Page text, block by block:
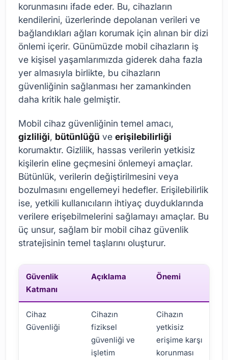
korunmasını ifade eder. Bu, cihazların
kendilerini, üzerlerinde depolanan verileri ve
bağlandıkları ağları korumak için alınan bir dizi
önlemi içerir. Günümüzde mobil cihazların iş
ve kişisel yaşamlarımızda giderek daha fazla
yer almasıyla birlikte, bu cihazların
güvenliğinin sağlanması her zamankinden
daha kritik hale gelmiştir.
Mobil cihaz güvenliğinin temel amacı,
gizliliği, bütünlüğü ve erişilebilirliği
korumaktır. Gizlilik, hassas verilerin yetkisiz
kişilerin eline geçmesini önlemeyi amaçlar.
Bütünlük, verilerin değiştirilmesini veya
bozulmasını engellemeyi hedefler. Erişilebilirlik
ise, yetkili kullanıcıların ihtiyaç duyduklarında
verilere erişebilmelerini sağlamayı amaçlar. Bu
üç unsur, sağlam bir mobil cihaz güvenlik
stratejisinin temel taşlarını oluşturur.
Güvenlik
Katmanı
Açıklama Önemi
Cihaz
Güvenliği
Cihazın
fiziksel
güvenliği ve
işletim
Cihazın
yetkisiz
erişime karşı
korunması